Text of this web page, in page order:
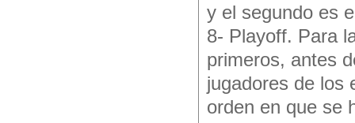
y el segundo es
8- Playoff. Para
primeros, antes
jugadores de los
orden en que se